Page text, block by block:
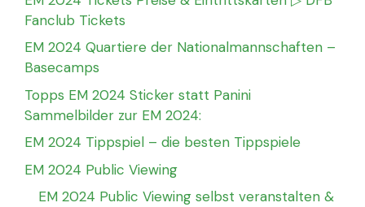
Fanclub Tickets
EM 2024 Quartiere der Nationalmannschaften –
Basecamps
Topps EM 2024 Sticker statt Panini
Sammelbilder zur EM 2024:
EM 2024 Tippspiel – die besten Tippspiele
EM 2024 Public Viewing
EM 2024 Public Viewing selbst veranstalten &